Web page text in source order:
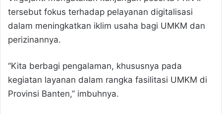
tersebut fokus terhadap pelayanan digitalisasi
dalam meningkatkan iklim usaha bagi UMKM dan
perizinannya.
“Kita berbagi pengalaman, khususnya pada
kegiatan layanan dalam rangka fasilitasi UMKM di
Provinsi Banten,” imbuhnya.